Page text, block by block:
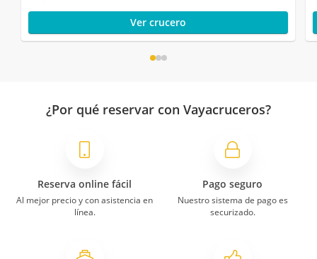
Ver crucero
¿Por qué reservar con Vayacruceros?
Reserva online fácil
Al mejor precio y con asistencia en
línea.
Pago seguro
Nuestro sistema de pago es
securizado.